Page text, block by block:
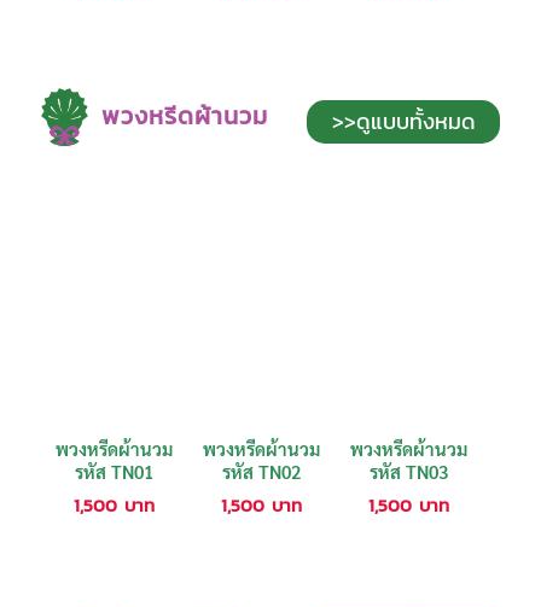
พวงหรีดผ้านวม >>ดูแบบทั้งหมด
พวงหรีดผ้านวม
รหัส TN01
1,500 บาท
พวงหรีดผ้านวม
รหัส TN02
1,500 บาท
พวงหรีดผ้านวม
รหัส TN03
1,500 บาท